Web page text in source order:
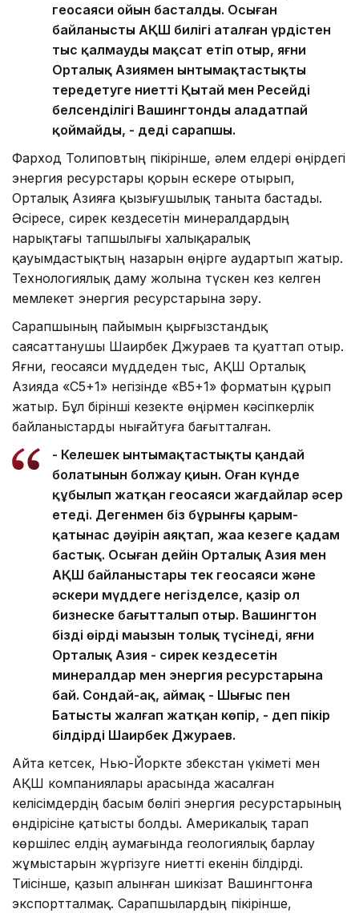
геосаяси ойын басталды. Осыған
байланысты АҚШ билігі аталған үрдістен
тыс қалмауды мақсат етіп отыр, яғни
Орталық Азиямен ынтымақтастықты
тереңдетуге ниетті Қытай мен Ресейдің
белсенділігі Вашингтонды алаңдатпай
қоймайды, - деді сарапшы.
Фарход Толиповтың пікірінше, әлем елдері өңірдегі
энергия ресурстары қорын ескере отырып,
Орталық Азияға қызығушылық таныта бастады.
Әсіресе, сирек кездесетін минералдардың
нарықтағы тапшылығы халықаралық
қауымдастықтың назарын өңірге аудартып жатыр.
Технологиялық даму жолына түскен кез келген
мемлекет энергия ресурстарына зәру.
Сарапшының пайымын қырғызстандық
саясаттанушы Шаирбек Джураев та қуаттап отыр.
Яғни, геосаяси мүддеден тыс, АҚШ Орталық
Азияда «С5+1» негізінде «В5+1» форматын құрып
жатыр. Бұл бірінші кезекте өңірмен кәсіпкерлік
байланыстарды нығайтуға бағытталған.
- Келешек ынтымақтастықтың қандай
болатынын болжау қиын. Оған күнде
құбылып жатқан геосаяси жағдайлар әсер
етеді. Дегенмен біз бұрынғы қарым-
қатынас дәуірін аяқтап, жаңа кезеңге қадам
бастық. Осыған дейін Орталық Азия мен
АҚШ байланыстары тек геосаяси және
әскери мүддеге негізделсе, қазір ол
бизнеске бағытталып отыр. Вашингтон
біздің өңірдің маңызын толық түсінеді, яғни
Орталық Азия - сирек кездесетін
минералдар мен энергия ресурстарына
бай. Сондай-ақ, аймақ - Шығыс пен
Батысты жалғап жатқан көпір, - деп пікір
білдірді Шаирбек Джураев.
Айта кетсек, Нью-Йоркте Өзбекстан үкіметі мен
АҚШ компаниялары арасында жасалған
келісімдердің басым бөлігі энергия ресурстарының
өндірісіне қатысты болды. Америкалық тарап
көршілес елдің аумағында геологиялық барлау
жұмыстарын жүргізуге ниетті екенін білдірді.
Тиісінше, қазып алынған шикізат Вашингтонға
экспортталмақ. Сарапшылардың пікірінше,